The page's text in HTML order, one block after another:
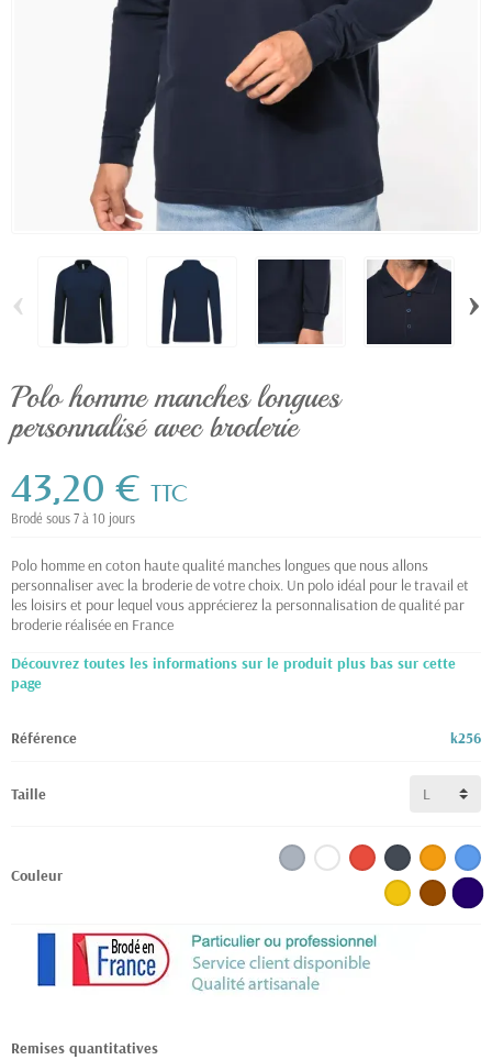
‹ ›
Polo homme manches longues
personnalisé avec broderie
43,20 € TTC
Brodé sous 7 à 10 jours
Polo homme en coton haute qualité manches longues que nous allons
personnaliser avec la broderie de votre choix. Un polo idéal pour le travail et
les loisirs et pour lequel vous apprécierez la personnalisation de qualité par
broderie réalisée en France
Découvrez toutes les informations sur le produit plus bas sur cette
page
Référence k256
Taille
Couleur
Remises quantitatives